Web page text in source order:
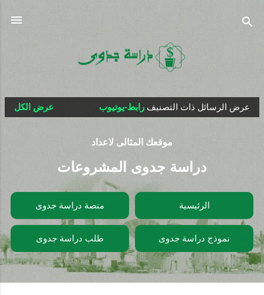
ا
ر
ك
ت
عرض الرسائل ذات التصنيف رابط-يوتيوب عرض الكل
موقعك المثالى لاعداد
دراسة جدوى المشروعات
الرئيسية منصة دراسة جدوى
نموذج دراسة جدوى طلب دراسة جدوى